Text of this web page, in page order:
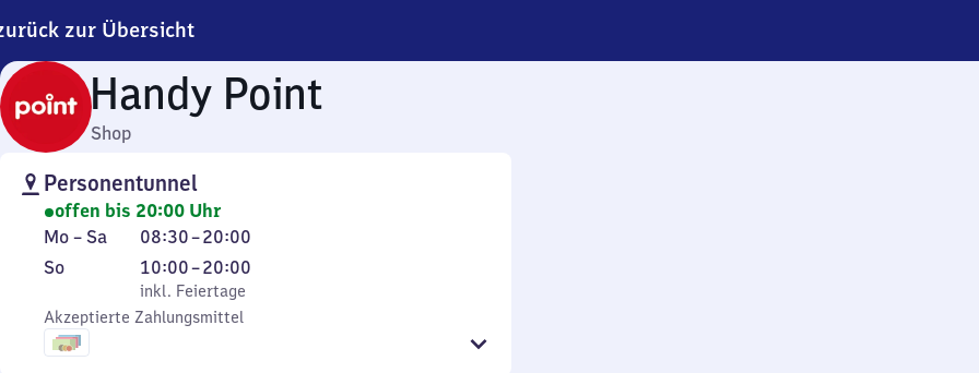
zur Übersicht
Handy Point
Shop
Personentunnel
offen bis 20:00 Uhr
Montag
bis
Mo – Sa 08:30–20:00
Von
8
Uhr
30
Sonntag
So,
inkl. Feiertage
10:00–20:00
Von
10
Uhr
inkl. Feiertage
Akzeptierte Zahlungsmittel